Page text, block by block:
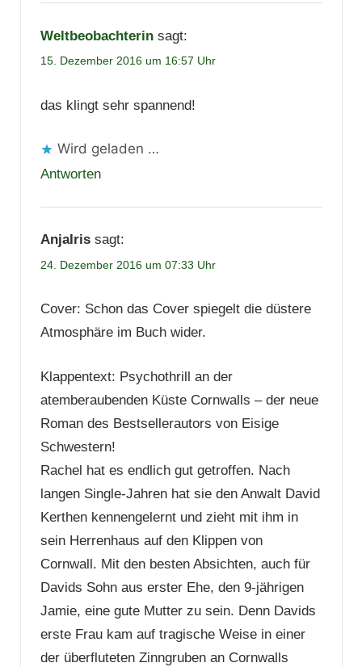
Weltbeobachterin sagt:
15. Dezember 2016 um 16:57 Uhr
das klingt sehr spannend!
Wird geladen …
Antworten
AnjaIris sagt:
24. Dezember 2016 um 07:33 Uhr
Cover: Schon das Cover spiegelt die düstere
Atmosphäre im Buch wider.
Klappentext: Psychothrill an der
atemberaubenden Küste Cornwalls – der neue
Roman des Bestsellerautors von Eisige
Schwestern!
Rachel hat es endlich gut getroffen. Nach
langen Single-Jahren hat sie den Anwalt David
Kerthen kennengelernt und zieht mit ihm in
sein Herrenhaus auf den Klippen von
Cornwall. Mit den besten Absichten, auch für
Davids Sohn aus erster Ehe, den 9-jährigen
Jamie, eine gute Mutter zu sein. Denn Davids
erste Frau kam auf tragische Weise in einer
der überfluteten Zinngruben an Cornwalls